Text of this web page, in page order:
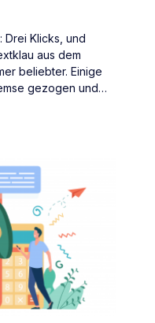
Klicks, und
aus dem
beliebter. Einige
gezogen und